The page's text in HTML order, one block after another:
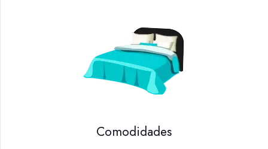
Comodidades